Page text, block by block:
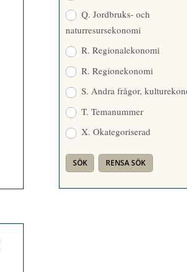
Q. Jordbruks- och
naturresursekonomi
R. Regionalekonomi
R. Regionekonomi
S. Andra frågor,
T. Temanummer
X. Okategoriserad